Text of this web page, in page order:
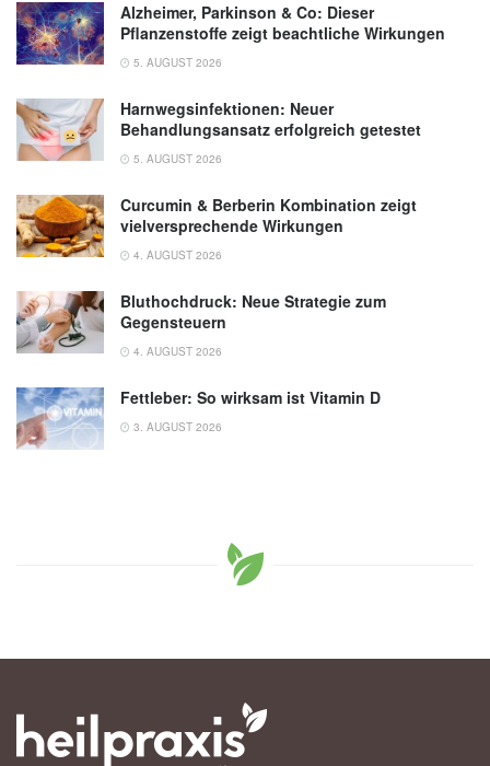
Alzheimer, Parkinson & Co: Dieser
Pflanzenstoffe zeigt beachtliche Wirkungen
5. AUGUST 2026
Harnwegsinfektionen: Neuer
Behandlungsansatz erfolgreich getestet
5. AUGUST 2026
Curcumin & Berberin Kombination zeigt
vielversprechende Wirkungen
4. AUGUST 2026
Bluthochdruck: Neue Strategie zum
Gegensteuern
4. AUGUST 2026
Fettleber: So wirksam ist Vitamin D
3. AUGUST 2026